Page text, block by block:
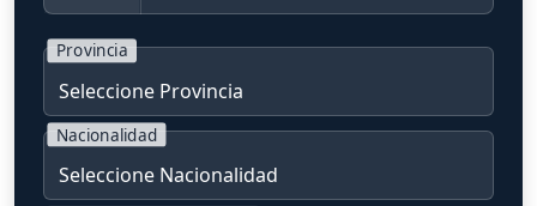
Provincia
Nacionalidad